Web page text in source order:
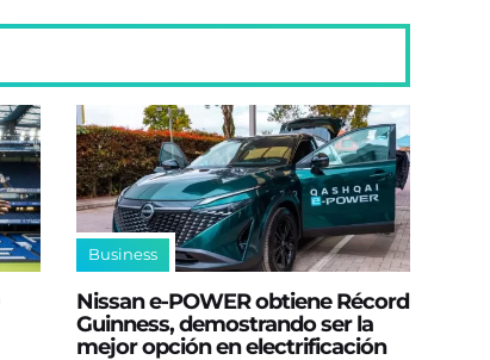
Business
Nissan e‑POWER obtiene Récord
Guinness, demostrando ser la
mejor opción en electrificación